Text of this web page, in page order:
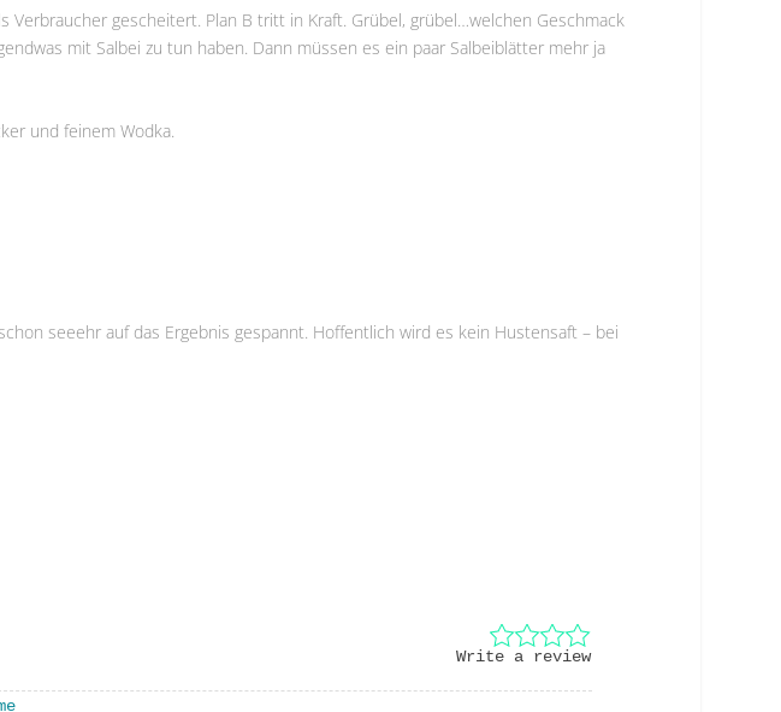
Verbraucher gescheitert. Plan B tritt in Kraft. Grübel, grübel…welchen Geschmack
mit Salbei zu tun haben. Dann müssen es ein paar Salbeiblätter mehr ja
und feinem Wodka.
seeehr auf das Ergebnis gespannt. Hoffentlich wird es kein Hustensaft – bei
Write a review